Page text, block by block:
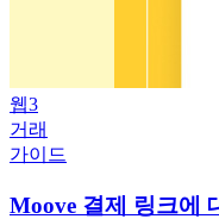
웹3
거래
가이드
Moove 결제 링크에